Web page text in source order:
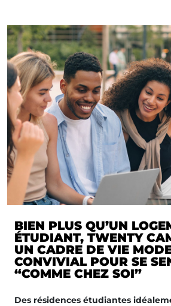
BIEN PLUS QU’UN
ÉTUDIANT, TWENTY
UN CADRE DE VIE
CONVIVIAL POUR SE
“COMME CHEZ SOI”
Des résidences étudiantes